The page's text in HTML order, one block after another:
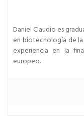
Daniel Claudio es
en biotecnología de la
experiencia en la
europeo.